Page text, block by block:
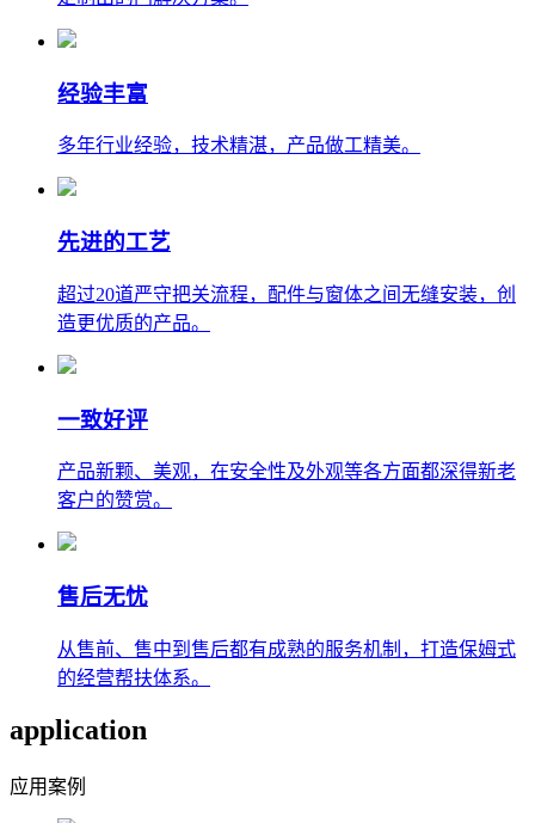
经验丰富
多年行业经验，技术精湛，产品做工精美。
先进的工艺
超过20道严守把关流程，配件与窗体之间无缝安装，创
造更优质的产品。
一致好评
产品新颗、美观，在安全性及外观等各方面都深得新老
客户的赞赏。
售后无忧
从售前、售中到售后都有成熟的服务机制，打造保姆式
的经营帮扶体系。
application
应用案例